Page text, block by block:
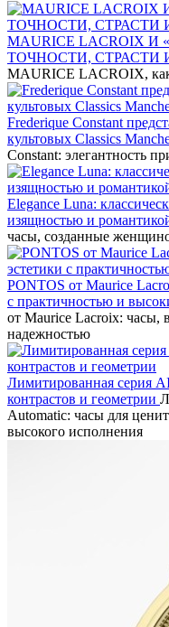
MAURICE LACROIX
ТОЧНОСТИ, СТРАСТИ
MAURICE LACROIX,
Frederique Constant
культовых Classics
Constant: элегантность
Elegance Luna:
изящностью и
часы, созданные
PONTOS от Maurice
с практичностью и
от Maurice Lacroix: часы,
надежностью
Лимитированная серия
контрастов и геометрии
Automatic: часы для
высокого исполнения